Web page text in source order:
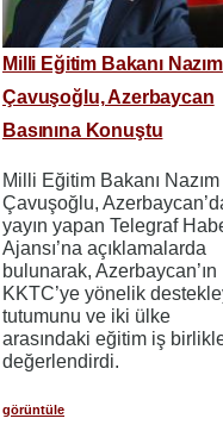
Milli Eğitim Bakanı Nazım
Çavuşoğlu, Azerbaycan
Basınına Konuştu
Milli Eğitim Bakanı Nazım
Çavuşoğlu,
yayın yapan Telegraf
Ajansı’na açıklamalarda
bulunarak, Azerbaycan’ın
KKTC’ye yönelik
tutumunu ve iki ülke
arasındaki eğitim iş
değerlendirdi.
görüntüle